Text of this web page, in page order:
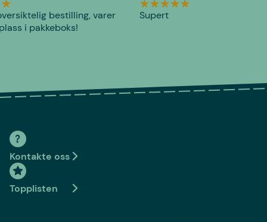
bestilling, varer
i pakkeboks!
Supert
Kontakte oss
Topplisten